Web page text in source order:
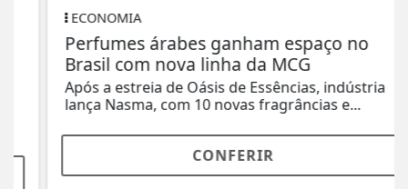
ECONOMIA
Perfumes árabes ganham espaço no
Brasil com nova linha da MCG
Após a estreia de Oásis de Essências, indústria
lança Nasma, com 10 novas fragrâncias e...
CONFERIR